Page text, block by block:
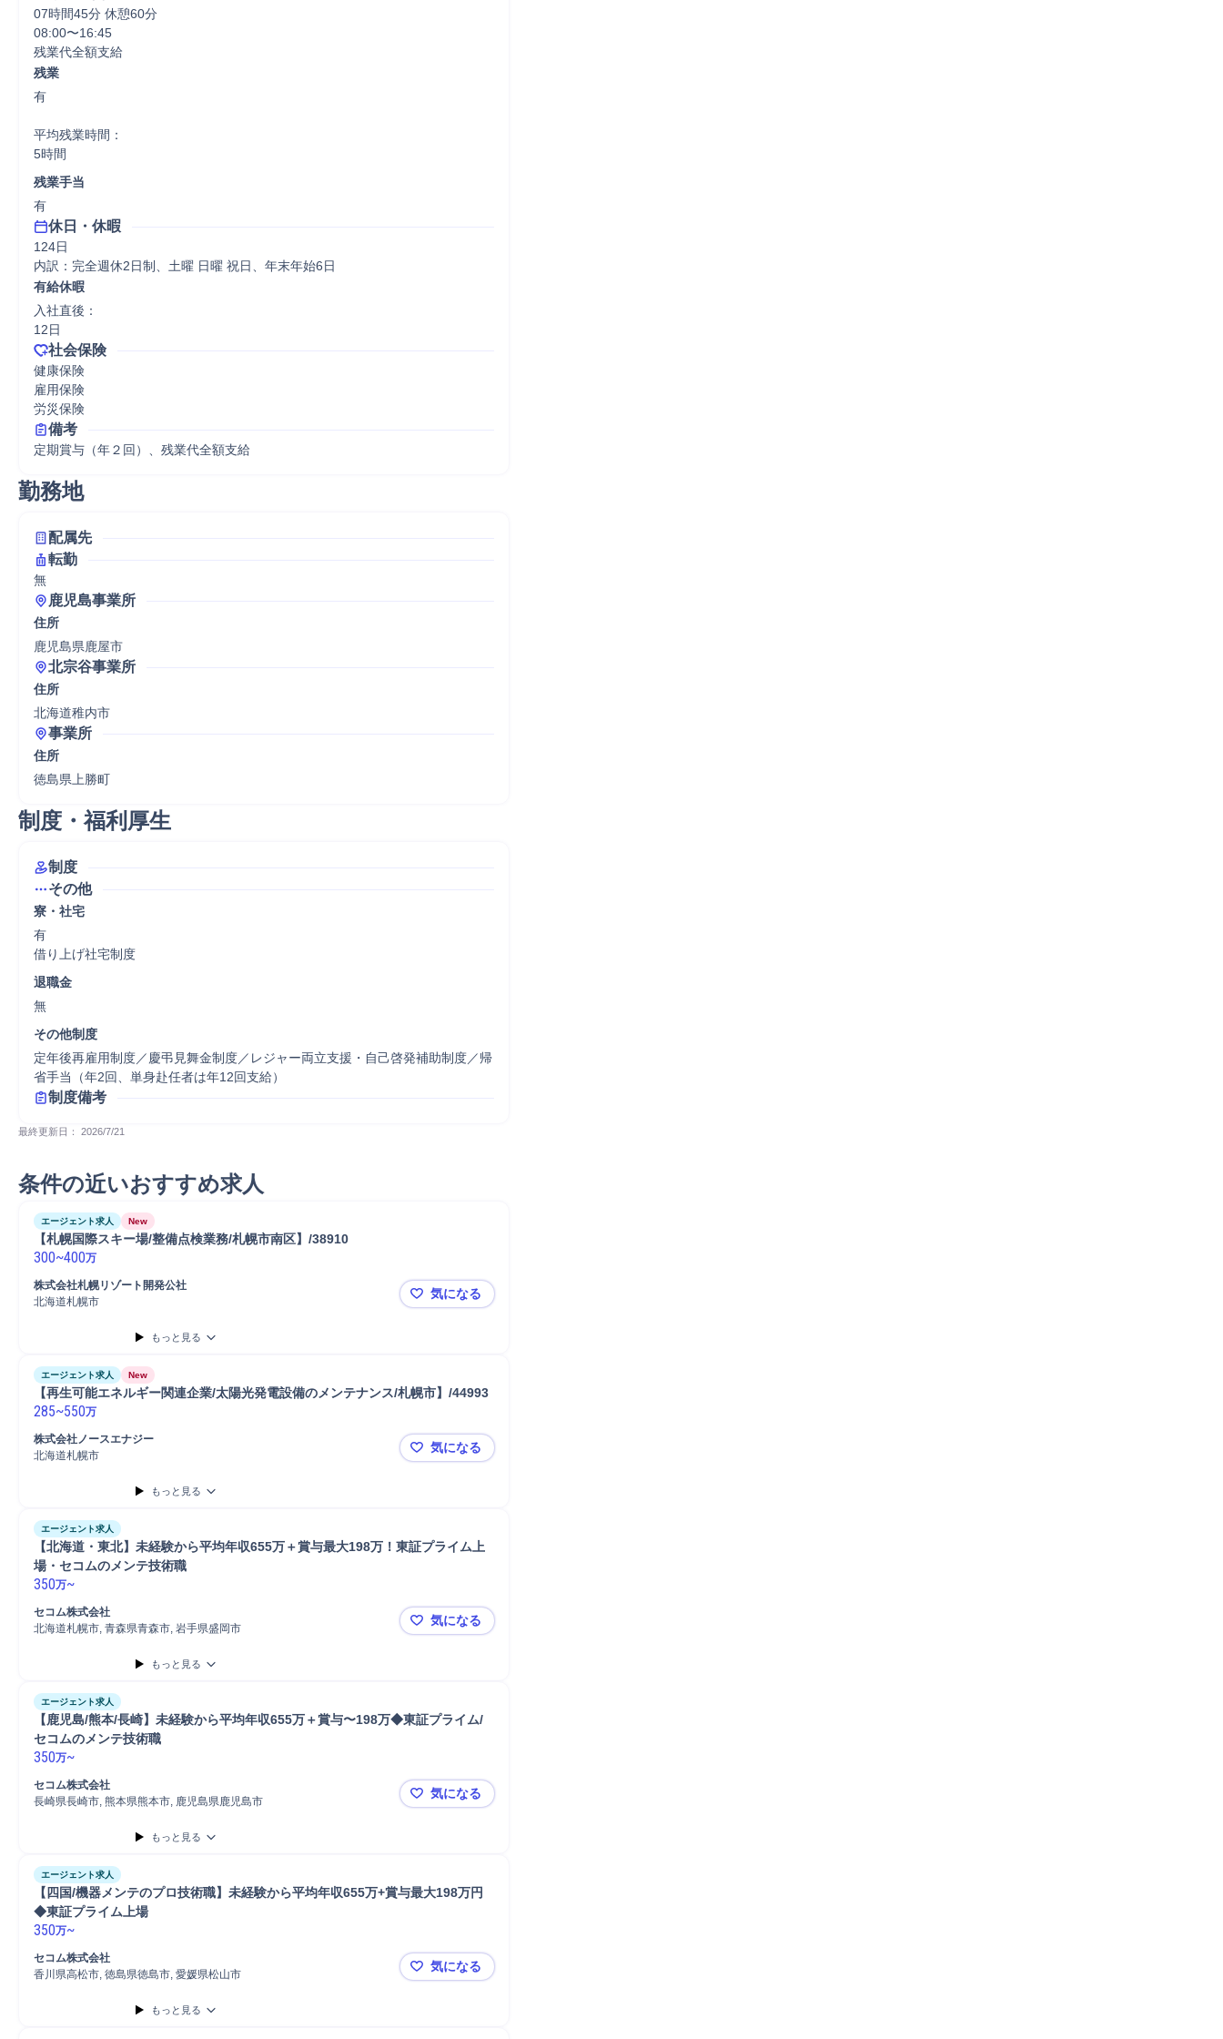
07時間45分 休憩60分
08:00〜16:45
残業代全額支給
残業
有
平均残業時間：
5時間
残業手当
有
休日・休暇
124日
内訳：完全週休2日制、土曜 日曜 祝日、年末年始6日
有給休暇
入社直後：
12日
社会保険
健康保険
雇用保険
労災保険
備考
定期賞与（年２回）、残業代全額支給
勤務地
配属先
転勤
無
鹿児島事業所
住所
鹿児島県鹿屋市
北宗谷事業所
住所
北海道稚内市
事業所
住所
徳島県上勝町
制度・福利厚生
制度
その他
寮・社宅
有
借り上げ社宅制度
退職金
無
その他制度
定年後再雇用制度／慶弔見舞金制度／レジャー両立支援・自己啓発補助制度／帰
省手当（年2回、単身赴任者は年12回支給）
制度備考
最終更新日： 2026/7/21
条件の近いおすすめ求人
エージェント求人 New
【札幌国際スキー場/整備点検業務/札幌市南区】/38910
300~400万
株式会社札幌リゾート開発公社
北海道札幌市
【札幌国際スキー場/整備点検業務/札幌市南区】/38910
気になる
もっと見る
エージェント求人 New
【再生可能エネルギー関連企業/太陽光発電設備のメンテナンス/札幌市】/44993
285~550万
株式会社ノースエナジー
北海道札幌市
【再生可能エネルギー関連企業/太陽光発電設備のメンテナンス/札幌市】/44993
気になる
もっと見る
エージェント求人
【北海道・東北】未経験から平均年収655万＋賞与最大198万！東証プライム上
場・セコムのメンテ技術職
350万~
セコム株式会社
北海道札幌市, 青森県青森市, 岩手県盛岡市
【北海道・東北】未経験から平均年収655万＋賞与最大198万！東証プライム上場・セコムのメンテ技術職
気になる
もっと見る
エージェント求人
【鹿児島/熊本/長崎】未経験から平均年収655万＋賞与〜198万◆東証プライム/
セコムのメンテ技術職
350万~
セコム株式会社
長崎県長崎市, 熊本県熊本市, 鹿児島県鹿児島市
【鹿児島/熊本/長崎】未経験から平均年収655万＋賞与〜198万◆東証プライム/セコムのメンテ技術職
気になる
もっと見る
エージェント求人
【四国/機器メンテのプロ技術職】未経験から平均年収655万+賞与最大198万円
◆東証プライム上場
350万~
セコム株式会社
香川県高松市, 徳島県徳島市, 愛媛県松山市
【四国/機器メンテのプロ技術職】未経験から平均年収655万+賞与最大198万円◆東証プライム上場
気になる
もっと見る